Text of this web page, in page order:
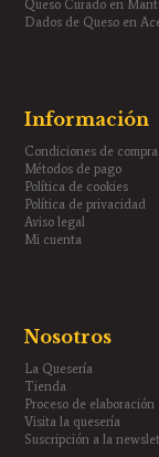
Queso Curado en
Dados de Queso en
Información
Condiciones de compra
Métodos de pago
Política de cookies
Política de privacidad
Aviso legal
Mi cuenta
Nosotros
La Quesería
Tienda
Proceso de elaboración
Visita la quesería
Suscripción a la